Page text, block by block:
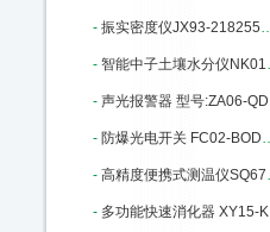
- 振实密度仪JX93-218255库号：M218255
- 智能中子土壤水分仪NK01CS830库号：M235070
- 声光报警器 型号:ZA06-QD100库号：M405860
- 防爆光电开关 FC02-BOD库号：M405850
- 高精度便携式测温仪SQ67-JM222：M22428
- 多功能快速消化器 XY15-KSXHQ库号：M207793